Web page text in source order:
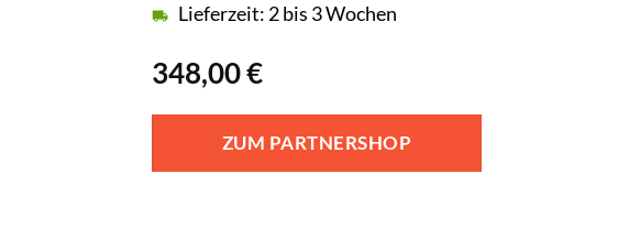
348,00€
Lieferzeit: 2 bis 3 Wochen
ZUM PARTNERSHOP